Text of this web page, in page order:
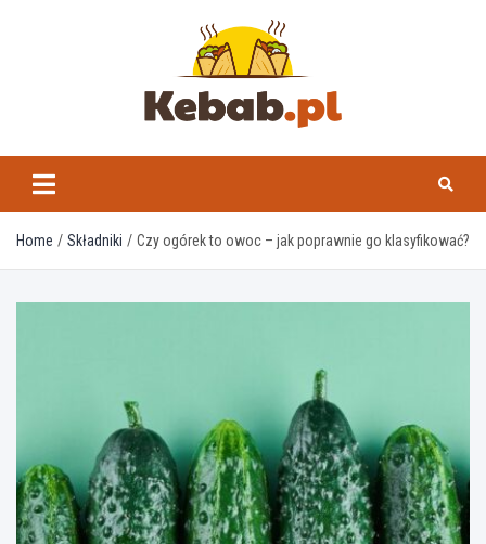
kebab.pl
Home Składniki Czy ogórek to owoc – jak poprawnie go klasyfikować?